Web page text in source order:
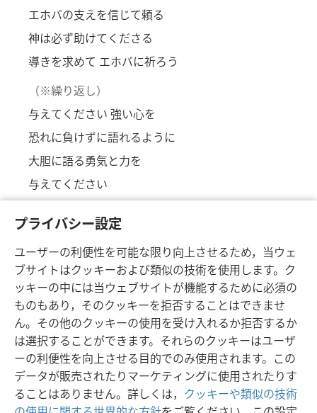
プライバシー設定
ユーザーの利便性を可能な限り向上させるため，当ウェ
ブサイトはクッキーおよび類似の技術を使用します。ク
ッキーの中には当ウェブサイトが機能するために必須の
ものもあり，そのクッキーを拒否することはできませ
ん。その他のクッキーの使用を受け入れるか拒否するか
は選択することができます。それらのクッキーはユーザ
ーの利便性を向上させる目的でのみ使用されます。この
データが販売されたりマーケティングに使用されたりす
ることはありません。詳しくは， クッキーや類似の技術
エホバの支えを信じて頼る
神は必ず助けてくださる
導きを求めて エホバに祈ろう
（※繰り返し）
与えてください 強い心を
恐れに負けずに語れるように
大胆に語る勇気と力を
与えてください
（テサ一 2:2;ヘブ 10:35も参照。）
日本語 シェアする 設定
Copyright © 2026 Watch Tower Bible and Tract Society of Pennsylvania
利用規約
プライバシーに関する方針 プライバシー設定
JW.ORG
ログイン